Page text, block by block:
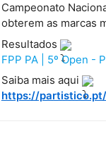
Campeonato
obterem as marcas
Resultados
FPP PA | 5º Open -
Saiba mais aqui
https://partistico.pt/